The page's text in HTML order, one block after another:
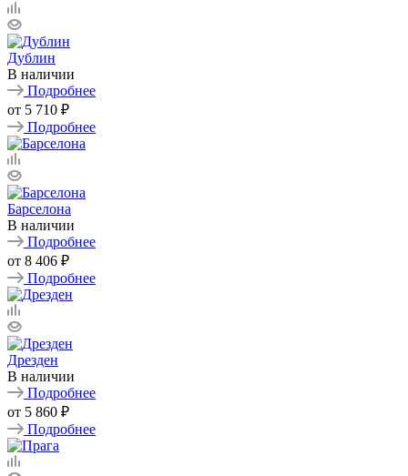
Дублин
В наличии
Подробнее
от 5 710 ₽
Подробнее
Барселона
В наличии
Подробнее
от 8 406 ₽
Подробнее
Дрезден
В наличии
Подробнее
от 5 860 ₽
Подробнее